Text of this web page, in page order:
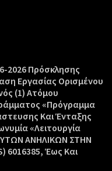
2026 Πρόσκλησης
Εργασίας Ορισμένου
(1) Ατόμου
«Πρόγραμμα
Και Ένταξης
«Λειτουργία
ΑΝΗΛΙΚΩΝ ΣΤΗΝ
6016385, Έως Και